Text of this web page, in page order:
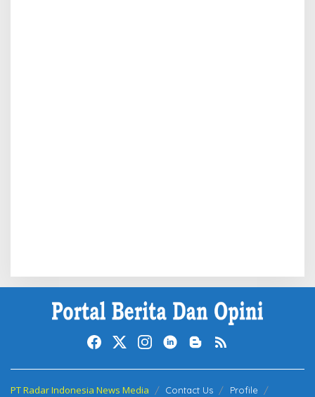
PT Radar Indonesia News Media Contact Us Profile